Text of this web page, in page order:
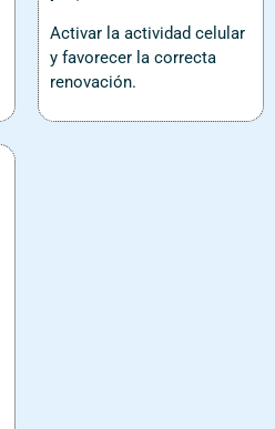
Activar la actividad celular
y favorecer la correcta
renovación.